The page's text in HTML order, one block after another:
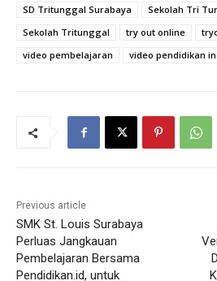
SD Tritunggal Surabaya
Sekolah Tri
Sekolah Tritunggal
try out online
video pembelajaran
video pendidikan
Previous article
SMK St. Louis Surabaya
Perluas Jangkauan
Pembelajaran Bersama
Pendidikan.id, untuk